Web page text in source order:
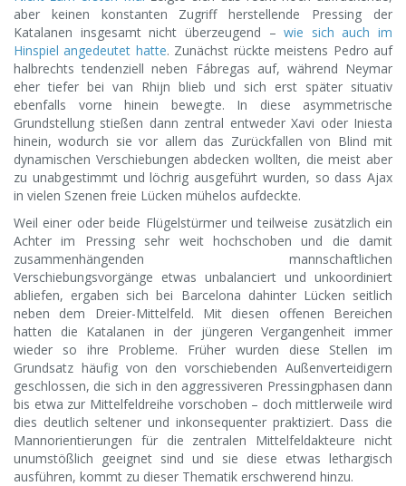
aber keinen konstanten Zugriff herstellende Pressing der
Katalanen insgesamt nicht überzeugend –wie sich auch im
Hinspiel angedeutet hatte. Zunächst rückte meistens Pedro auf
halbrechts tendenziell neben Fábregas auf, während Neymar
eher tiefer bei van Rhijn blieb und sich erst später situativ
ebenfalls vorne hinein bewegte. In diese asymmetrische
Grundstellung stießen dann zentral entweder Xavi oder Iniesta
hinein, wodurch sie vor allem das Zurückfallen von Blind mit
dynamischen Verschiebungen abdecken wollten, die meist aber
zu unabgestimmt und löchrig ausgeführt wurden, so dass Ajax
in vielen Szenen freie Lücken mühelos aufdeckte.
Weil einer oder beide Flügelstürmer und teilweise zusätzlich ein
Achter im Pressing sehr weit hochschoben und die damit
zusammenhängenden mannschaftlichen
Verschiebungsvorgänge etwas unbalanciert und unkoordiniert
abliefen, ergaben sich bei Barcelona dahinter Lücken seitlich
neben dem Dreier-Mittelfeld. Mit diesen offenen Bereichen
hatten die Katalanen in der jüngeren Vergangenheit immer
wieder so ihre Probleme. Früher wurden diese Stellen im
Grundsatz häufig von den vorschiebenden Außenverteidigern
geschlossen, die sich in den aggressiveren Pressingphasen dann
bis etwa zur Mittelfeldreihe vorschoben – doch mittlerweile wird
dies deutlich seltener und inkonsequenter praktiziert. Dass die
Mannorientierungen für die zentralen Mittelfeldakteure nicht
unumstößlich geeignet sind und sie diese etwas lethargisch
ausführen, kommt zu dieser Thematik erschwerend hinzu.